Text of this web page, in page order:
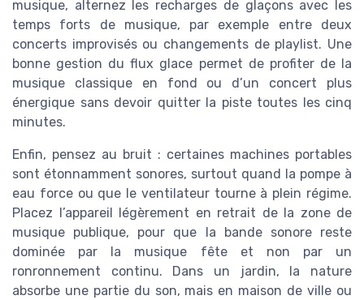
musique, alternez les recharges de glaçons avec les
temps forts de musique, par exemple entre deux
concerts improvisés ou changements de playlist. Une
bonne gestion du flux glace permet de profiter de la
musique classique en fond ou d’un concert plus
énergique sans devoir quitter la piste toutes les cinq
minutes.
Enfin, pensez au bruit : certaines machines portables
sont étonnamment sonores, surtout quand la pompe à
eau force ou que le ventilateur tourne à plein régime.
Placez l’appareil légèrement en retrait de la zone de
musique publique, pour que la bande sonore reste
dominée par la musique fête et non par un
ronronnement continu. Dans un jardin, la nature
absorbe une partie du son, mais en maison de ville ou